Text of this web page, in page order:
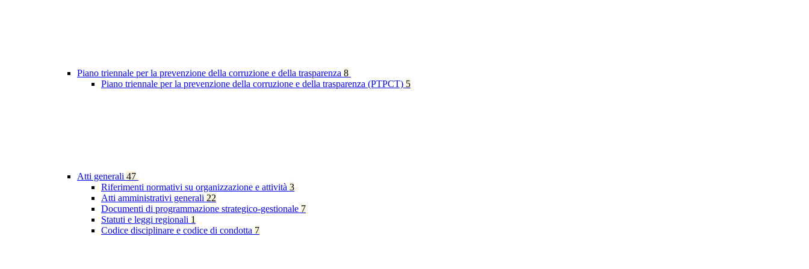
Piano triennale per la prevenzione della corruzione e della trasparenza 8
Piano triennale per la prevenzione della corruzione e della trasparenza (PTPCT) 5
Atti generali 47
Riferimenti normativi su organizzazione e attività 3
Atti amministrativi generali 22
Documenti di programmazione strategico-gestionale 7
Statuti e leggi regionali 1
Codice disciplinare e codice di condotta 7